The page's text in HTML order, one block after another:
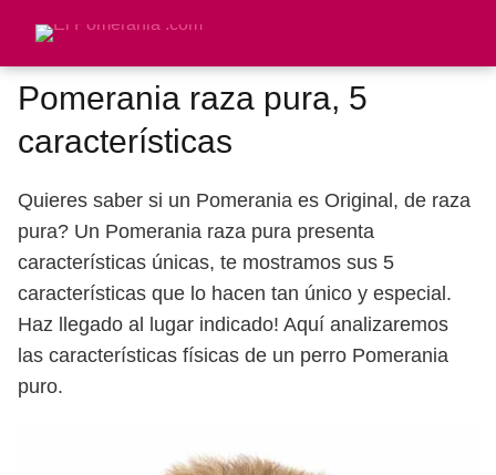
Pomerania raza pura, 5
características
Quieres saber si un Pomerania es Original, de raza
pura? Un Pomerania raza pura presenta
características únicas, te mostramos sus 5
características que lo hacen tan único y especial.
Haz llegado al lugar indicado! Aquí analizaremos
las características físicas de un perro Pomerania
puro.